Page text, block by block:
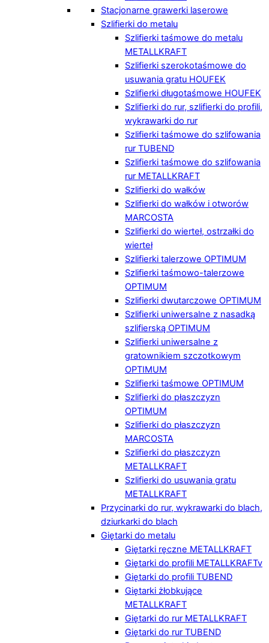
Stacjonarne grawerki laserowe
Szlifierki do metalu
Szlifierki taśmowe do metalu
METALLKRAFT
Szlifierki szerokotaśmowe do
usuwania gratu HOUFEK
Szlifierki długotaśmowe HOUFEK
Szlifierki do rur, szlifierki do profili,
wykrawarki do rur
Szlifierki taśmowe do szlifowania
rur TUBEND
Szlifierki taśmowe do szlifowania
rur METALLKRAFT
Szlifierki do wałków
Szlifierki do wałków i otworów
MARCOSTA
Szlifierki do wierteł, ostrzałki do
wierteł
Szlifierki talerzowe OPTIMUM
Szlifierki taśmowo-talerzowe
OPTIMUM
Szlifierki dwutarczowe OPTIMUM
Szlifierki uniwersalne z nasadką
szlifierską OPTIMUM
Szlifierki uniwersalne z
gratownikiem szczotkowym
OPTIMUM
Szlifierki taśmowe OPTIMUM
Szlifierki do płaszczyzn
OPTIMUM
Szlifierki do płaszczyzn
MARCOSTA
Szlifierki do płaszczyzn
METALLKRAFT
Szlifierki do usuwania gratu
METALLKRAFT
Przycinarki do rur, wykrawarki do blach,
dziurkarki do blach
Giętarki do metalu
Giętarki ręczne METALLKRAFT
Giętarki do profili METALLKRAFTv
Giętarki do profili TUBEND
Giętarki żłobkujące
METALLKRAFT
Giętarki do rur METALLKRAFT
Giętarki do rur TUBEND